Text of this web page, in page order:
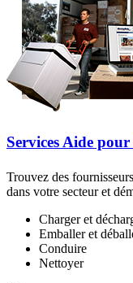
Services Aide
Trouvez des
dans votre secteur et
Charger et
Emballer et
Conduire
Nettoyer